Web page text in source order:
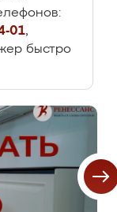
01,
быстро